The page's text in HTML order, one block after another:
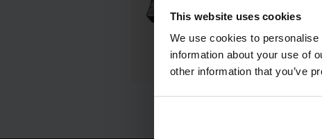
This website uses cookies
We use cookies to
information about your use of
other information that you’ve